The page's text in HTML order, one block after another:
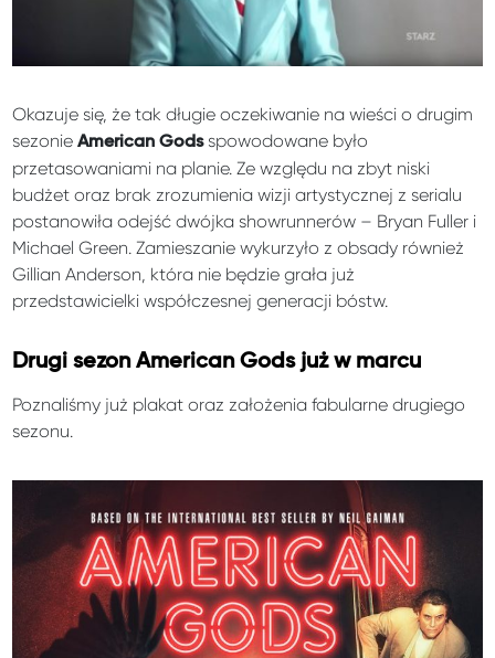
Okazuje się, że tak długie oczekiwanie na wieści o drugim
sezonieAmerican Gods spowodowane było
przetasowaniami na planie. Ze względu na zbyt niski
budżet oraz brak zrozumienia wizji artystycznej z serialu
postanowiła odejść dwójka showrunnerów – Bryan Fuller i
Michael Green. Zamieszanie wykurzyło z obsady również
Gillian Anderson, która nie będzie grała już
przedstawicielki współczesnej generacji bóstw.
Drugi sezon American Gods już w marcu
Poznaliśmy już plakat oraz założenia fabularne drugiego
sezonu.